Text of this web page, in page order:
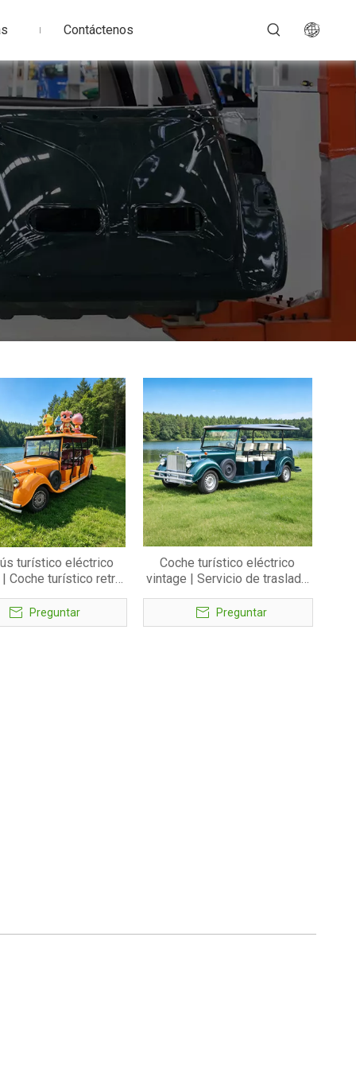
Contáctenos
turístico eléctrico
Coche turístico retro
plazas | Servicio de
personalizado al
temático - EG6120K
Preguntar
Coche turístico eléctrico
vintage | Servicio de traslado
eléctrico clásico para
complejos turísticos y bienes
raíces - EG6120K
Preguntar